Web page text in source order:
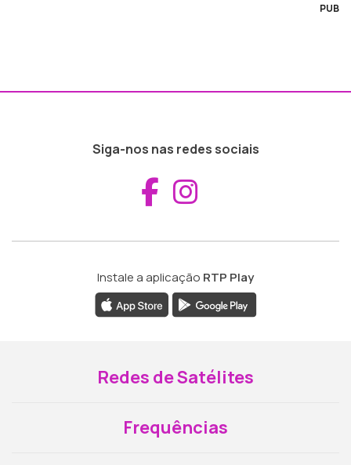
PUB
Siga-nos nas redes sociais
Aceder ao
Instale a aplicação RTP Play
Redes de Satélites
Frequências